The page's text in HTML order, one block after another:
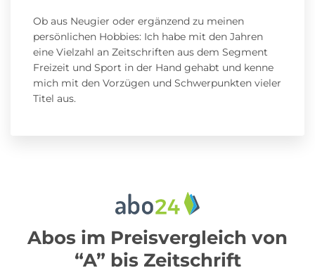
Ob aus Neugier oder ergänzend zu meinen
persönlichen Hobbies: Ich habe mit den Jahren
eine Vielzahl an Zeitschriften aus dem Segment
Freizeit und Sport in der Hand gehabt und kenne
mich mit den Vorzügen und Schwerpunkten vieler
Titel aus.
Abos im Preisvergleich von
“A” bis Zeitschrift